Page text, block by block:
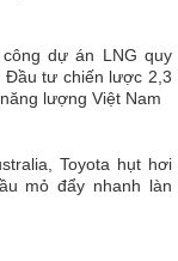
dự án LNG quy
Đầu tư chiến lược 2,3
lượng Việt Nam
Toyota hụt hơi
mỏ đẩy nhanh làn